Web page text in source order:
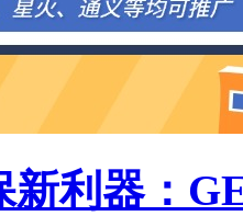
新利器：